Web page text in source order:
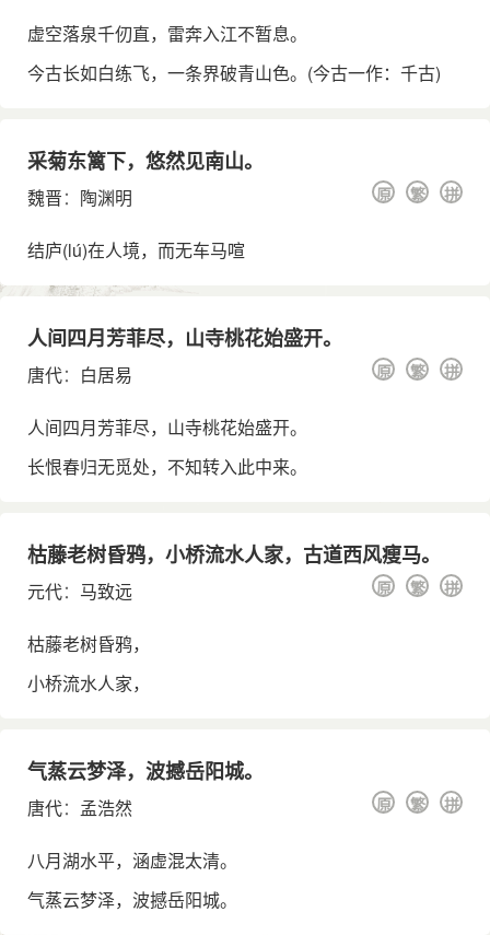
虚空落泉千仞直，雷奔入江不暂息。
今古长如白练飞，一条界破青山色。(今古一作：千古)
采菊东篱下，悠然见南山。
魏晋： 陶渊明 拼
繁
原
结庐(lú)在人境，而无车马喧
人间四月芳菲尽，山寺桃花始盛开。
唐代： 白居易 拼
繁
原
人间四月芳菲尽，山寺桃花始盛开。
长恨春归无觅处，不知转入此中来。
枯藤老树昏鸦，小桥流水人家，古道西风瘦马。
元代： 马致远 拼
繁
原
枯藤老树昏鸦，
小桥流水人家，
气蒸云梦泽，波撼岳阳城。
唐代： 孟浩然 拼
繁
原
八月湖水平，涵虚混太清。
气蒸云梦泽，波撼岳阳城。